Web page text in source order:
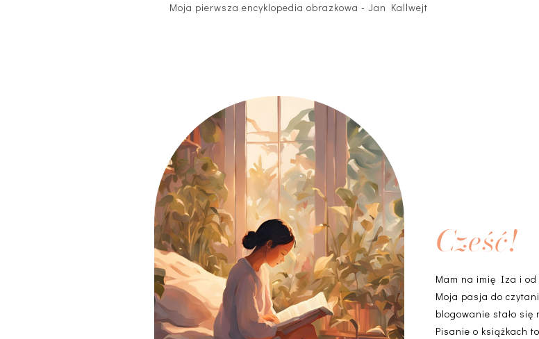
Moja pierwsza encyklopedia obrazkowa - Jan Kallwejt
Cześć!
Mam na imię Iza i
Moja pasja do
blogowanie stało się
Pisanie o książkach